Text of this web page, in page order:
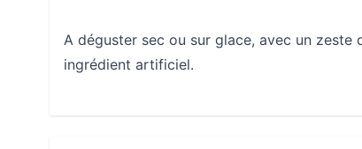
A déguster sec ou sur glace, avec un zeste
ingrédient artificiel.